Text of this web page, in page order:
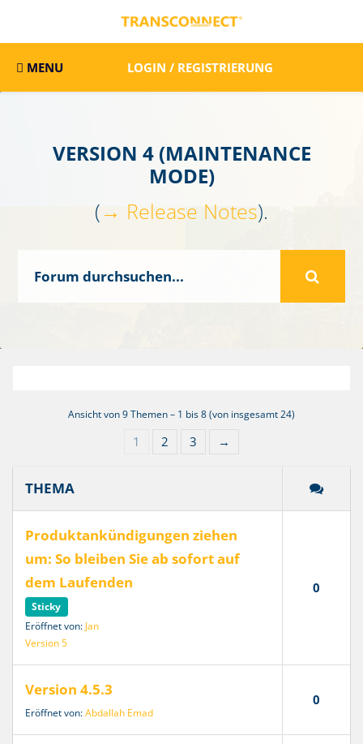
MENU LOGIN / REGISTRIERUNG
VERSION 4 (MAINTENANCE
MODE)
(→ Release Notes).
Ansicht von 9 Themen – 1 bis 8 (von insgesamt 24)
1 2 3 →
THEMA
Produktankündigungen ziehen
um: So bleiben Sie ab sofort auf
dem Laufenden
Sticky
Eröffnet von:Jan
Version 5
0
Version 4.5.3
Eröffnet von:Abdallah Emad
0